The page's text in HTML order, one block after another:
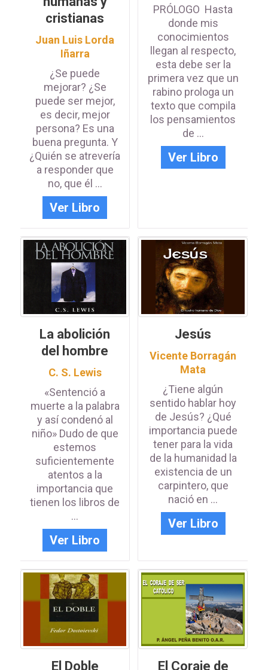
cristianas
Juan Luis Lorda
Iñarra
¿Se puede
mejorar? ¿Se
puede ser mejor,
es decir, mejor
persona? Es una
buena pregunta. Y
¿Quién se atrevería
a responder que
no, que él ...
Ver Libro
PRÓLOGO Hasta
donde mis
conocimientos
llegan al respecto,
esta debe ser la
primera vez que un
rabino prologa un
texto que compila
los pensamientos
de ...
Ver Libro
La abolición
del hombre
C. S. Lewis
«Sentenció a
muerte a la palabra
y así condenó al
niño» Dudo de que
estemos
suficientemente
atentos a la
importancia que
tienen los libros de
...
Ver Libro
Jesús
Vicente Borragán
Mata
¿Tiene algún
sentido hablar hoy
de Jesús? ¿Qué
importancia puede
tener para la vida
de la humanidad la
existencia de un
carpintero, que
nació en ...
Ver Libro
El Doble El Coraje de